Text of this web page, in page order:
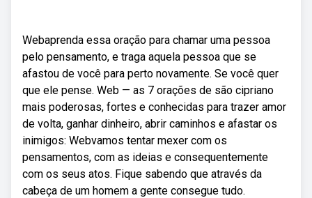
Webaprenda essa oração para chamar uma pessoa
pelo pensamento, e traga aquela pessoa que se
afastou de você para perto novamente. Se você quer
que ele pense. Web — as 7 orações de são cipriano
mais poderosas, fortes e conhecidas para trazer amor
de volta, ganhar dinheiro, abrir caminhos e afastar os
inimigos: Webvamos tentar mexer com os
pensamentos, com as ideias e consequentemente
com os seus atos. Fique sabendo que através da
cabeça de um homem a gente consegue tudo.